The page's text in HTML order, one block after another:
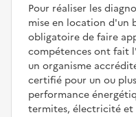
Pour réaliser les
mise en location d'un
obligatoire de faire
compétences ont fait
un organisme
certifié pour un ou
performance
termites, électricité et